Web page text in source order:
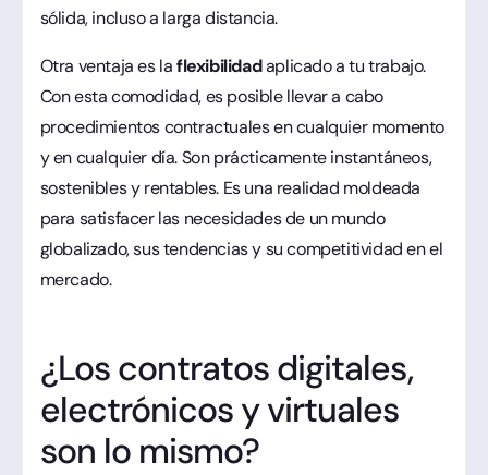
sólida, incluso a larga distancia.
Otra ventaja es laflexibilidadaplicado a tu trabajo.
Con esta comodidad, es posible llevar a cabo
procedimientos contractuales en cualquier momento
y en cualquier día. Son prácticamente instantáneos,
sostenibles y rentables. Es una realidad moldeada
para satisfacer las necesidades de un mundo
globalizado, sus tendencias y su competitividad en el
mercado.
¿Los contratos digitales,
electrónicos y virtuales
son lo mismo?